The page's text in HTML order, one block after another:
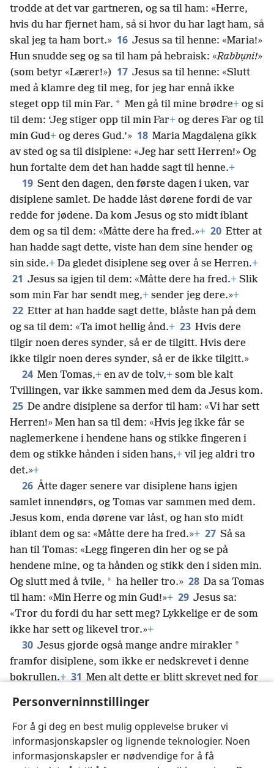
Personverninnstillinger
For å gi deg en best mulig opplevelse bruker vi
informasjonskapsler og lignende teknologier. Noen
informasjonskapsler er nødvendige for å få
trodde at det var gartneren, og sa til ham: «Herre,
hvis du har fjernet ham, så si hvor du har lagt ham, så
skal jeg ta ham bort.» 16 Jesus sa til henne: «Maria!»
Hun snudde seg og sa til ham på hebraisk: «Rabbụni!»
(som betyr «Lærer!») 17 Jesus sa til henne: «Slutt
med å klamre deg til meg, for jeg har ennå ikke
steget opp til min Far. * Men gå til mine brødre+ og si
til dem: ‘Jeg stiger opp til min Far+ og deres Far og til
min Gud+ og deres Gud.’» 18 Maria Magdalẹna gikk
av sted og sa til disiplene: «Jeg har sett Herren!» Og
hun fortalte dem det han hadde sagt til henne.+
19 Sent den dagen, den første dagen i uken, var
disiplene samlet. De hadde låst dørene fordi de var
redde for jødene. Da kom Jesus og sto midt iblant
dem og sa til dem: «Måtte dere ha fred.»+ 20 Etter at
han hadde sagt dette, viste han dem sine hender og
sin side.+ Da gledet disiplene seg over å se Herren.+
21 Jesus sa igjen til dem: «Måtte dere ha fred.+ Slik
som min Far har sendt meg,+ sender jeg dere.»+
22 Etter at han hadde sagt dette, blåste han på dem
og sa til dem: «Ta imot hellig ånd.+ 23 Hvis dere
tilgir noen deres synder, så er de tilgitt. Hvis dere
ikke tilgir noen deres synder, så er de ikke tilgitt.»
24 Men Tomas,+ en av de tolv,+ som ble kalt
Tvillingen, var ikke sammen med dem da Jesus kom.
25 De andre disiplene sa derfor til ham: «Vi har sett
Herren!» Men han sa til dem: «Hvis jeg ikke får se
naglemerkene i hendene hans og stikke fingeren i
dem og stikke hånden i siden hans,+ vil jeg aldri tro
det.»+
26 Åtte dager senere var disiplene hans igjen
samlet innendørs, og Tomas var sammen med dem.
Jesus kom, enda dørene var låst, og han sto midt
iblant dem og sa: «Måtte dere ha fred.»+ 27 Så sa
han til Tomas: «Legg fingeren din her og se på
hendene mine, og ta hånden og stikk den i siden min.
Og slutt med å tvile, * ha heller tro.» 28 Da sa Tomas
til ham: «Min Herre og min Gud!»+ 29 Jesus sa:
«Tror du fordi du har sett meg? Lykkelige er de som
ikke har sett og likevel tror.»+
30 Jesus gjorde også mange andre mirakler *
framfor disiplene, som ikke er nedskrevet i denne
bokrullen.+ 31 Men alt dette er blitt skrevet ned for
fordi dere tror, skal dere ha liv på grunn av hans
navn. +